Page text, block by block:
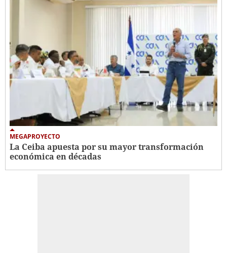
MEGAPROYECTO
La Ceiba apuesta por su mayor transformación
económica en décadas